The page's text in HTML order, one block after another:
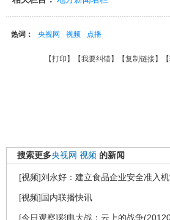
热词： 央视网 视频 点播
【打印 】【我要纠错】【复制链接】【
搜索更多央视网 视频 的新闻
[视频]刘永好：建立食品企业安全准入机
[视频]国内联播快讯
[今日观察]彩电大战：云上的战争